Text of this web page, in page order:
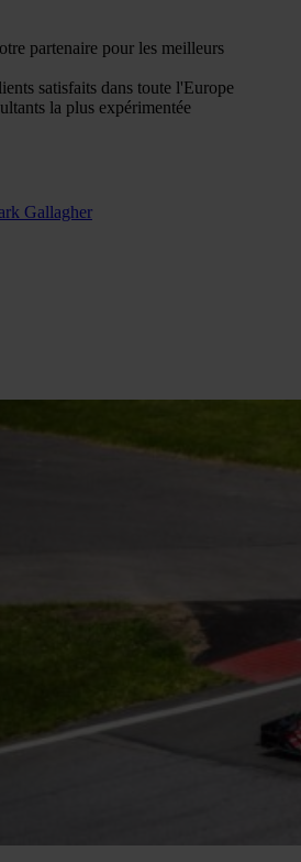
partenaire pour les meilleurs
satisfaits dans toute l'Europe
la plus expérimentée
Gallagher